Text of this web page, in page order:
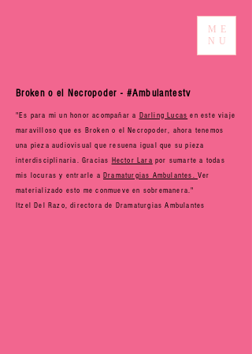
ME
NU
Broken o el Necropoder - #Ambulantestv
"Es para mi un honor acompañar a Darling Lucas en este viaje
maravilloso que es Broken o el Necropoder, ahora tenemos
una pieza audiovisual que resuena igual que su pieza
interdisciplinaria. Gracias Hector Lara por sumarte a todas
mis locuras y entrarle a Dramaturgias Ambulantes. Ver
materializado esto me conmueve en sobremanera."
Itzel Del Razo, directora de Dramaturgias Ambulantes